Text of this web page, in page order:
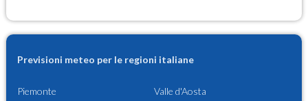
Previsioni meteo per le regioni italiane
Piemonte Valle d'Aosta